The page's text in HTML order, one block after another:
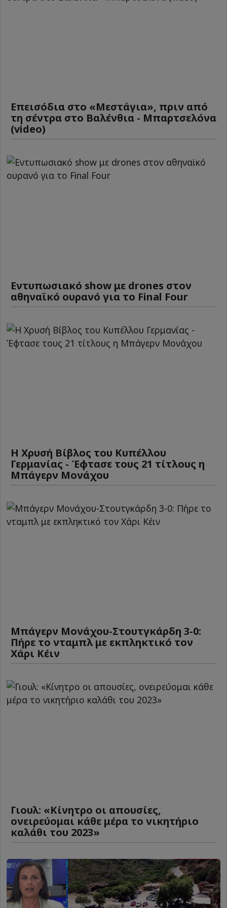
Επεισόδια στο «Μεστάγια», πριν από
τη σέντρα στο Βαλένθια - Μπαρτσελόνα
(video)
Εντυπωσιακό show με drones στον
αθηναϊκό ουρανό για το Final Four
Η Χρυσή Βίβλος του Κυπέλλου
Γερμανίας - Έφτασε τους 21 τίτλους η
Μπάγερν Μονάχου
Μπάγερν Μονάχου-Στουτγκάρδη 3-0:
Πήρε το νταμπλ με εκπληκτικό τον
Χάρι Κέιν
Γιουλ: «Κίνητρο οι απουσίες,
ονειρεύομαι κάθε μέρα το νικητήριο
καλάθι του 2023»